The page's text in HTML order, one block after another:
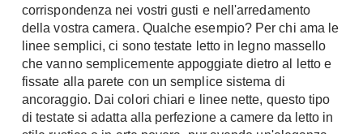
Contatti
Divani
Divani moderni
Divani classici
Ecologia
Geotermia
Case in Legno
Case Prefabbricate
Fotovoltaico
corrispondenza nei vostri gusti e nell'arredamento
della vostra camera. Qualche esempio? Per chi ama le
linee semplici, ci sono testate letto in legno massello
che vanno semplicemente appoggiate dietro al letto e
fissate alla parete con un semplice sistema di
ancoraggio. Dai colori chiari e linee nette, questo tipo
di testate si adatta alla perfezione a camere da letto in